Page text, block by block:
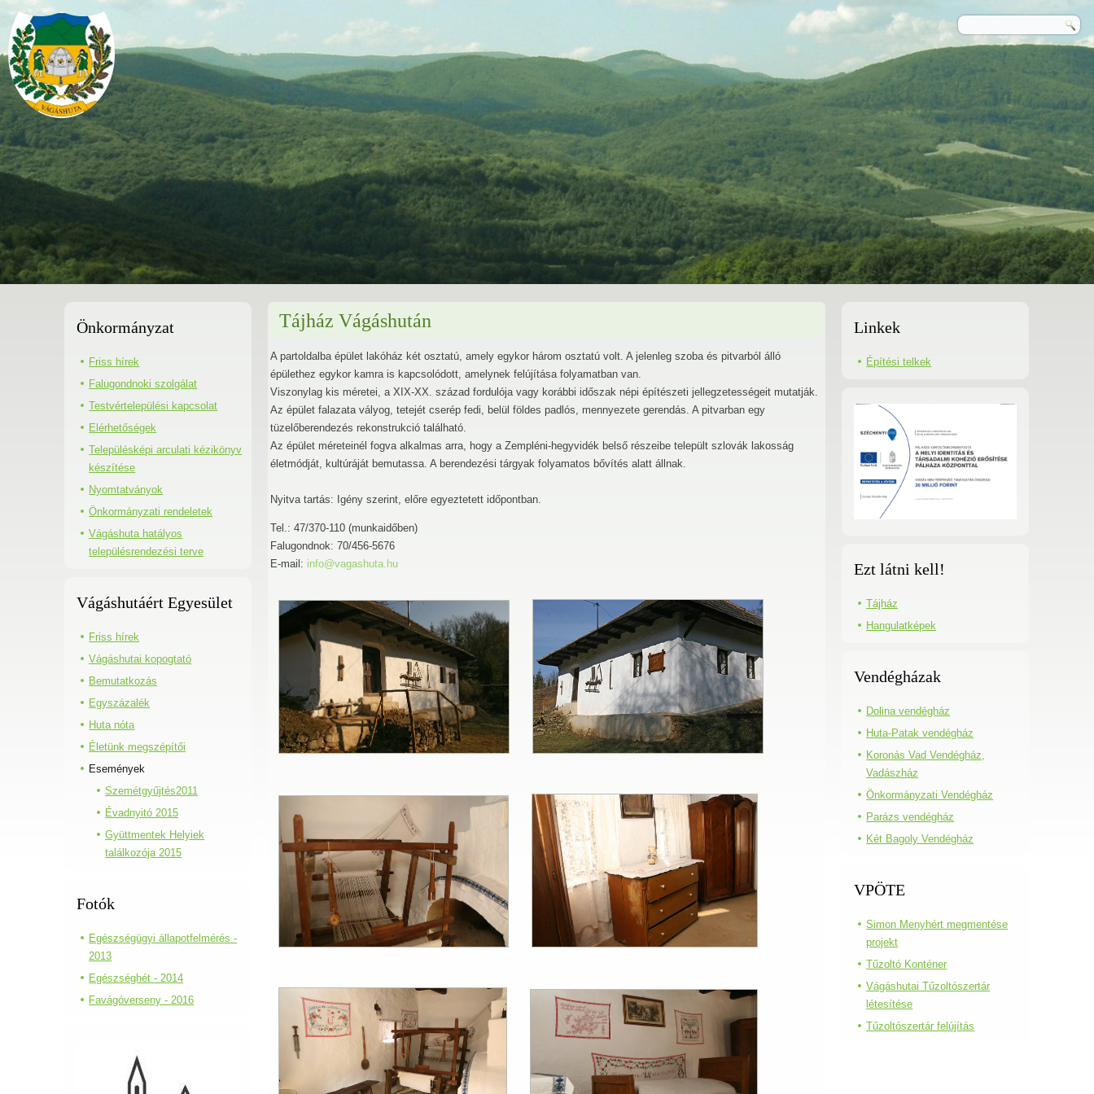
Önkormányzat
Friss hírek
Falugondnoki szolgálat
Testvértelepülési kapcsolat
Elérhetőségek
Településképi arculati kézikönyv
készítése
Nyomtatványok
Önkormányzati rendeletek
Vágáshuta hatályos
településrendezési terve
Vágáshutáért Egyesület
Friss hírek
Vágáshutai kopogtató
Bemutatkozás
Egyszázalék
Huta nóta
Életünk megszépítői
Események
Szemétgyűjtés2011
Évadnyitó 2015
Gyüttmentek Helyiek
találkozója 2015
Fotók
Egészségügyi állapotfelmérés -
2013
Egészséghét - 2014
Favágóverseny - 2016
Tájház Vágáshután
A partoldalba épület lakóház két osztatú, amely egykor három osztatú volt. A jelenleg szoba és pitvarból álló
épülethez egykor kamra is kapcsolódott, amelynek felújítása folyamatban van.
Viszonylag kis méretei, a XIX-XX. század fordulója vagy korábbi időszak népi építészeti jellegzetességeit mutatják.
Az épület falazata vályog, tetejét cserép fedi, belül földes padlós, mennyezete gerendás. A pitvarban egy
tüzelőberendezés rekonstrukció található.
Az épület méreteinél fogva alkalmas arra, hogy a Zempléni-hegyvidék belső részeibe települt szlovák lakosság
életmódját, kultúráját bemutassa. A berendezési tárgyak folyamatos bővítés alatt állnak.
Nyitva tartás: Igény szerint, előre egyeztetett időpontban.
Tel.: 47/370-110 (munkaidőben)
Falugondnok: 70/456-5676
E-mail: info@vagashuta.hu
Linkek
Építési telkek
Ezt látni kell!
Tájház
Hangulatképek
Vendégházak
Dolina vendégház
Huta-Patak vendégház
Koronás Vad Vendégház,
Vadászház
Önkormányzati Vendégház
Parázs vendégház
Két Bagoly Vendégház
VPÖTE
Simon Menyhért megmentése
projekt
Tűzoltó Konténer
Vágáshutai Tűzoltószertár
létesítése
Tűzoltószertár felújítás